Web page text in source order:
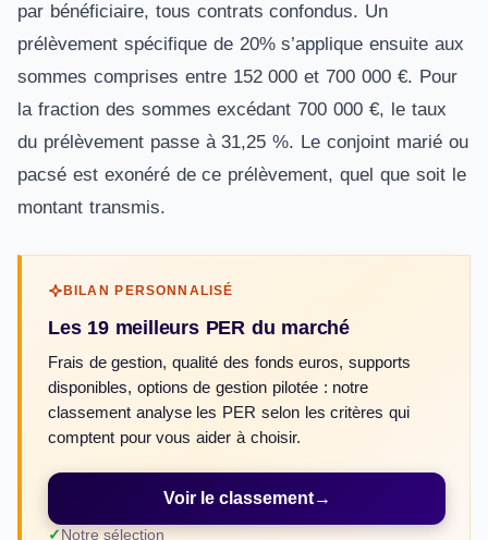
par bénéficiaire, tous contrats confondus. Un
prélèvement spécifique de 20% s’applique ensuite aux
sommes comprises entre 152 000 et 700 000 €. Pour
la fraction des sommes excédant 700 000 €, le taux
du prélèvement passe à 31,25 %. Le conjoint marié ou
pacsé est exonéré de ce prélèvement, quel que soit le
montant transmis.
BILAN PERSONNALISÉ
Les 19 meilleurs PER du marché
Frais de gestion, qualité des fonds euros, supports
disponibles, options de gestion pilotée : notre
classement analyse les PER selon les critères qui
comptent pour vous aider à choisir.
Voir le classement→
Notre sélection